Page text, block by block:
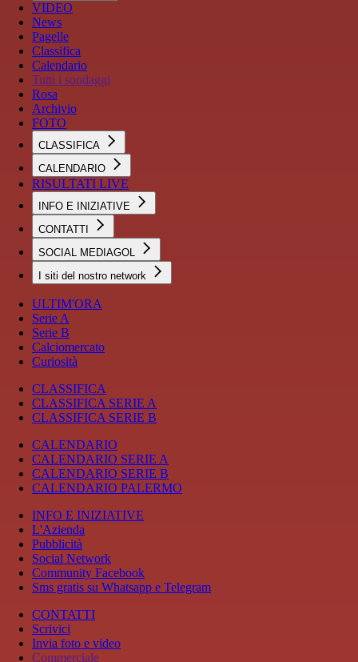
VIDEO
News
Pagelle
Classifica
Calendario
Tutti i sondaggi
Rosa
Archivio
FOTO
CLASSIFICA
CALENDARIO
RISULTATI LIVE
INFO E INIZIATIVE
CONTATTI
SOCIAL MEDIAGOL
I siti del nostro network
ULTIM'ORA
Serie A
Serie B
Calciomercato
Curiosità
CLASSIFICA
CLASSIFICA SERIE A
CLASSIFICA SERIE B
CALENDARIO
CALENDARIO SERIE A
CALENDARIO SERIE B
CALENDARIO PALERMO
INFO E INIZIATIVE
L'Azienda
Pubblicità
Social Network
Community Facebook
Sms gratis su Whatsapp e Telegram
CONTATTI
Scrivici
Invia foto e video
Commerciale